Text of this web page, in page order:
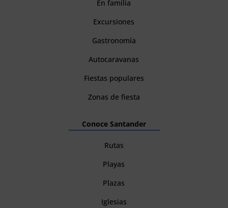
En familia
Excursiones
Gastronomía
Autocaravanas
Fiestas populares
Zonas de fiesta
Conoce Santander
Rutas
Playas
Plazas
Iglesias